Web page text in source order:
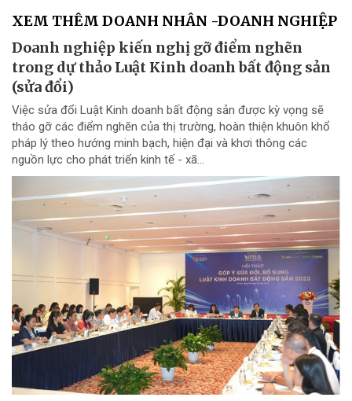
XEM THÊM DOANH NHÂN -DOANH NGHIỆP
Doanh nghiệp kiến nghị gỡ điểm nghẽn
trong dự thảo Luật Kinh doanh bất động sản
(sửa đổi)
Việc sửa đổi Luật Kinh doanh bất động sản được kỳ vọng sẽ
tháo gỡ các điểm nghẽn của thị trường, hoàn thiện khuôn khổ
pháp lý theo hướng minh bạch, hiện đại và khơi thông các
nguồn lực cho phát triển kinh tế - xã...